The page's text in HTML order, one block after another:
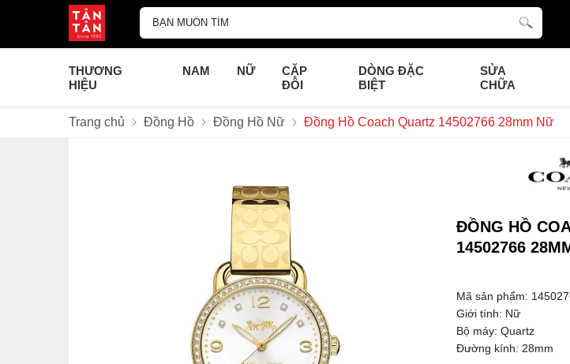
THƯƠNG
HIỆU
NAM NỮ
CẶP
ĐÔI
DÒNG ĐẶC
BIỆT
SỬA
CHỮA
Trang chủ Đồng Hồ Đồng Hồ Nữ Đồng Hồ Coach Quartz 14502766 28mm Nữ
ĐỒNG HỒ
14502766
Mã sản phẩm:
Giới tính: Nữ
Bộ máy: Quartz
Đường kính: 28mm